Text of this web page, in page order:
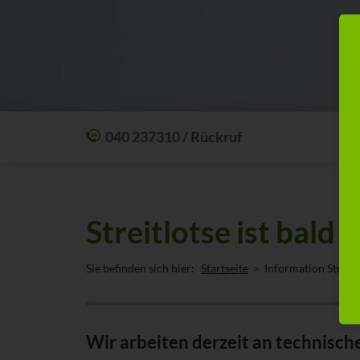
040 237310 / Rückruf
anrufen:Rückrufservice
Streitlotse ist bald
Sie befinden sich hier: Startseite Information
Wir arbeiten derzeit an